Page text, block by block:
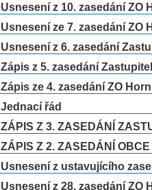
Usnesení z 10. zasedání ZO
Usnesení ze 7. zasedání ZO
Usnesení z 6. zasedání
Zápis z 5. zasedání
Zápis ze 4. zasedání ZO
Jednací řád
ZÁPIS Z 3. ZASEDÁNÍ
ZÁPIS Z 2. ZASEDÁNÍ
Usnesení z ustavujícího
Usnesení z 28. zasedání ZO